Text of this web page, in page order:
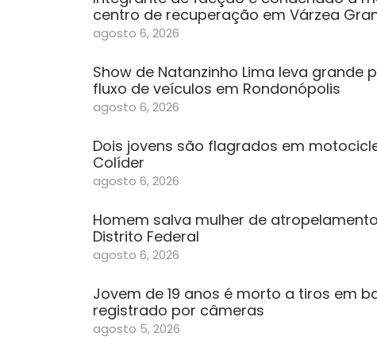
centro de recuperação em Várzea
agosto 6, 2026
Show de Natanzinho Lima leva grande
fluxo de veículos em Rondonópolis
agosto 6, 2026
Dois jovens são flagrados em
Colíder
agosto 6, 2026
Homem salva mulher de
Distrito Federal
agosto 6, 2026
Jovem de 19 anos é morto a tiros em
registrado por câmeras
agosto 5, 2026